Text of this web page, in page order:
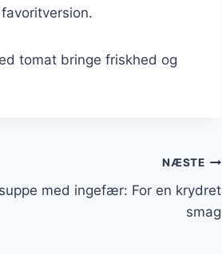
tomat bringe friskhed og
NÆSTE
med ingefær: For en krydret
smag